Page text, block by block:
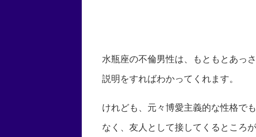
水瓶座の不倫男性は、もともとあっ
説明をすればわかってくれます。
けれども、元々博愛主義的な性格で
なく、友人として接してくるところが